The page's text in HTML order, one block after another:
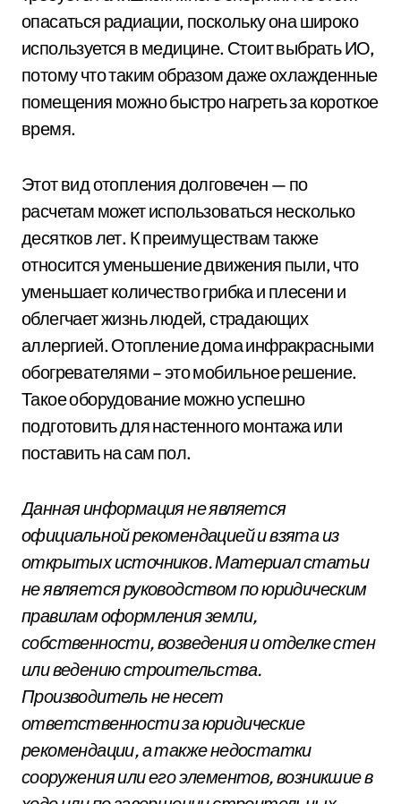
опасаться радиации, поскольку она широко
используется в медицине. Стоит выбрать ИО,
потому что таким образом даже охлажденные
помещения можно быстро нагреть за короткое
время.
Этот вид отопления долговечен — по
расчетам может использоваться несколько
десятков лет. К преимуществам также
относится уменьшение движения пыли, что
уменьшает количество грибка и плесени и
облегчает жизнь людей, страдающих
аллергией. Отопление дома инфракрасными
обогревателями – это мобильное решение.
Такое оборудование можно успешно
подготовить для настенного монтажа или
поставить на сам пол.
Данная информация не является
официальной рекомендацией и взята из
открытых источников. Материал статьи
не является руководством по юридическим
правилам оформления земли,
собственности, возведения и отделке стен
или ведению строительства.
Производитель не несет
ответственности за юридические
рекомендации, а также недостатки
сооружения или его элементов, возникшие в